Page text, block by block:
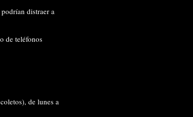
distraer a
de teléfonos
de lunes a